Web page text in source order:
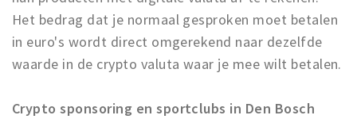
Het bedrag dat je normaal gesproken moet betalen
in euro's wordt direct omgerekend naar dezelfde
waarde in de crypto valuta waar je mee wilt betalen.
Crypto sponsoring en sportclubs in Den Bosch